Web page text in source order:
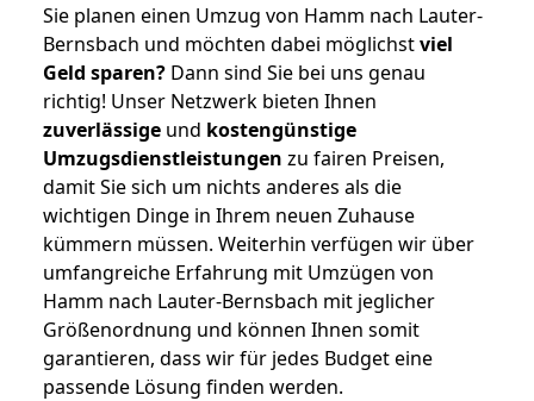
Sie planen einen Umzug von Hamm nach Lauter-
Bernsbach und möchten dabei möglichstviel
Geld sparen? Dann sind Sie bei uns genau
richtig! Unser Netzwerk bieten Ihnen
zuverlässige und kostengünstige
Umzugsdienstleistungen zu fairen Preisen,
damit Sie sich um nichts anderes als die
wichtigen Dinge in Ihrem neuen Zuhause
kümmern müssen. Weiterhin verfügen wir über
umfangreiche Erfahrung mit Umzügen von
Hamm nach Lauter-Bernsbach mit jeglicher
Größenordnung und können Ihnen somit
garantieren, dass wir für jedes Budget eine
passende Lösung finden werden.